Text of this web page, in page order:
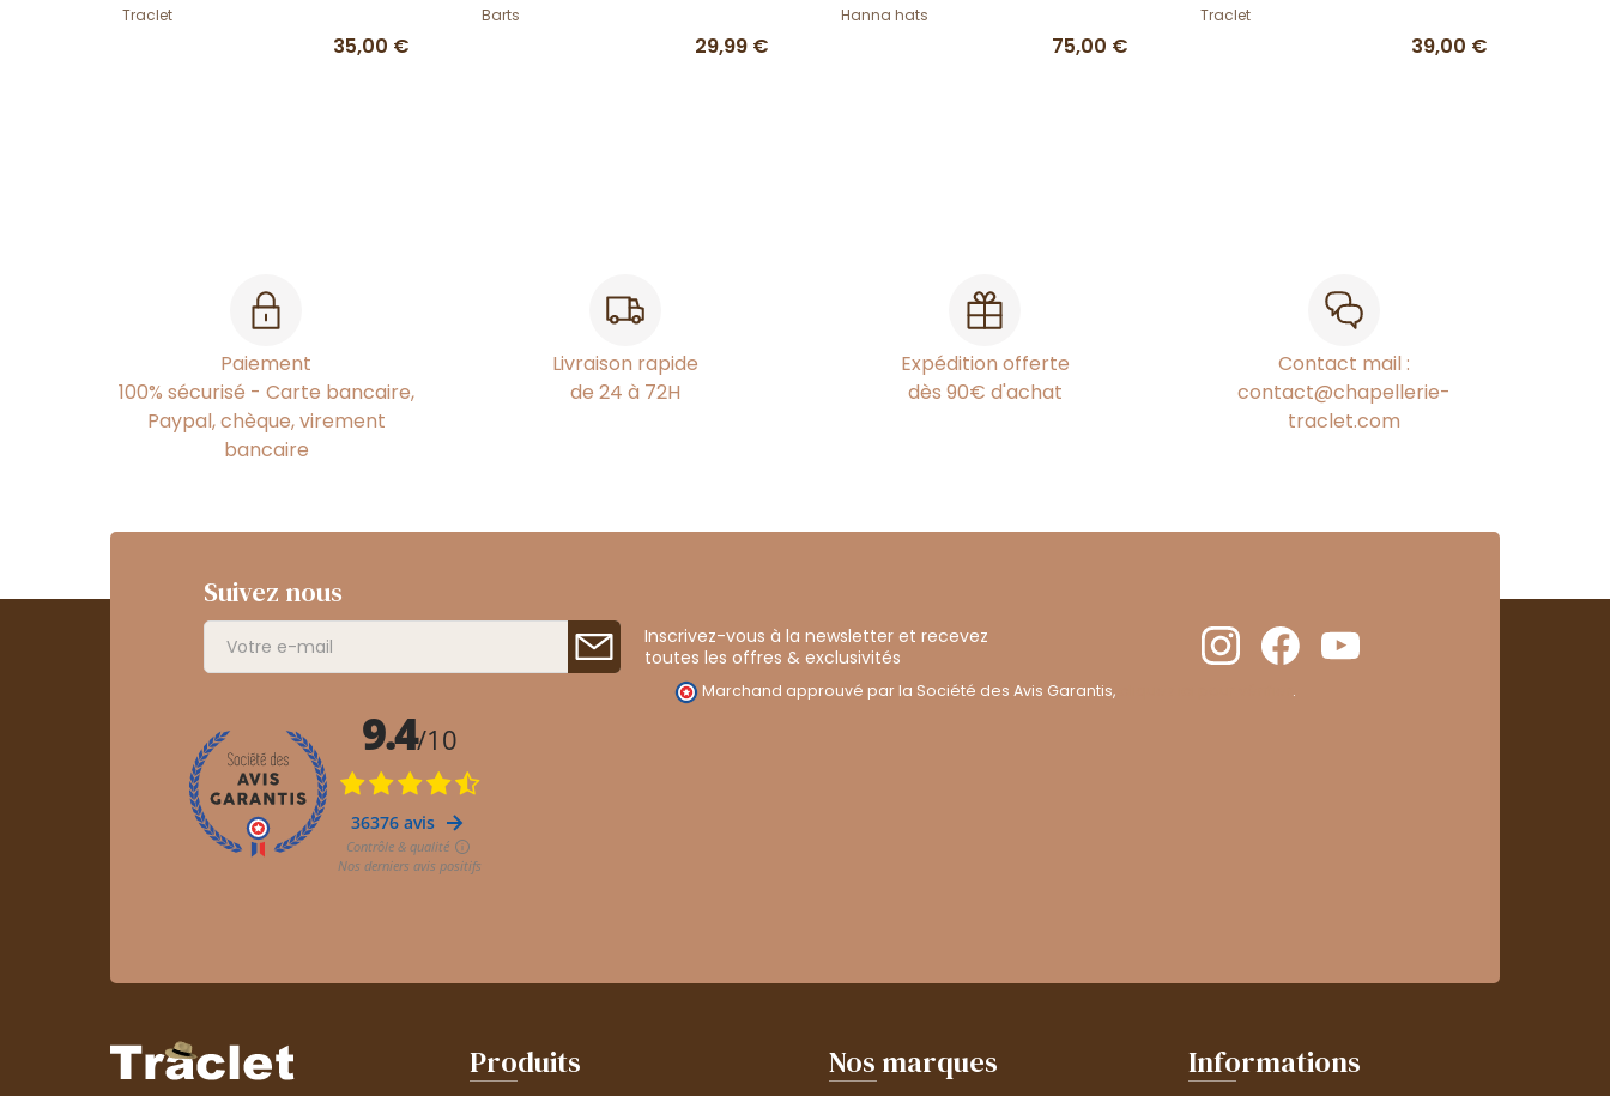
Traclet
35,00 €
Barts
29,99 €
Hanna hats
75,00 €
Traclet
39,00 €
Paiement
100% sécurisé - Carte bancaire,
Paypal, chèque, virement
bancaire
Livraison rapide
de 24 à 72H
Expédition offerte
dès 90€ d'achat
Contact mail :
contact@chapellerie-
traclet.com
Suivez nous
Inscrivez-vous à la newsletter et recevez
toutes les offres & exclusivités
Marchand approuvé par la Société des Avis Garantis, .
Produits Nos marques Informations